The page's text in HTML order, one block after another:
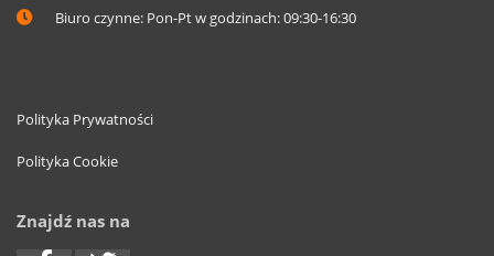
Biuro czynne: Pon-Pt w godzinach: 09:30-16:30
Polityka Prywatności
Polityka Cookie
Znajdź nas na